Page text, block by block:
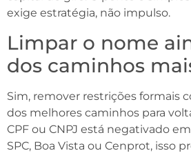
exige estratégia, não impulso.
Limpar o nome
dos caminhos
Sim, remover restrições formais
dos melhores caminhos para
CPF ou CNPJ está negativado
SPC, Boa Vista ou Cenprot, isso